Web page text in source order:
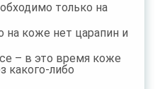
только на
на коже нет царапин и
– в это время коже
какого-либо